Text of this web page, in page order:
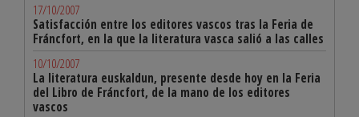
17/10/2007
Satisfacción entre los editores vascos tras la Feria de
Fráncfort, en la que la literatura vasca salió a las calles
10/10/2007
La literatura euskaldun, presente desde hoy en la Feria
del Libro de Fráncfort, de la mano de los editores
vascos